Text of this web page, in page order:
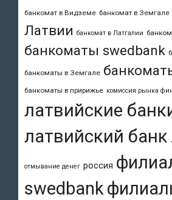
банкомат в Видземе банкомат в Земгале
Латвии банкомат в Латгалии
банкоматы swedbank
банкоматы в Земгале
банкоматы в пририжье комиссия рынка
латвийские
латвийский банк
отмывание денег россия
swedbank